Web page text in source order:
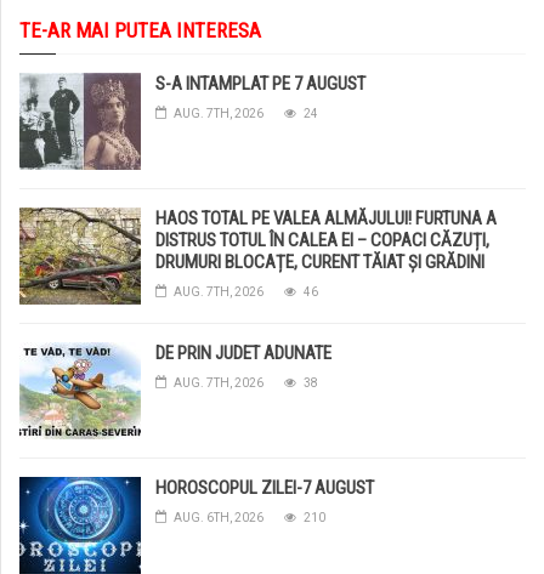
TE-AR MAI PUTEA INTERESA
S-A INTAMPLAT PE 7 AUGUST
AUG. 7TH, 2026 24
HAOS TOTAL PE VALEA ALMĂJULUI! FURTUNA A
DISTRUS TOTUL ÎN CALEA EI – COPACI CĂZUȚI,
DRUMURI BLOCAȚE, CURENT TĂIAT ȘI GRĂDINI
DISTRUSE DE GRINDINĂ!
AUG. 7TH, 2026 46
DE PRIN JUDET ADUNATE
AUG. 7TH, 2026 38
HOROSCOPUL ZILEI-7 AUGUST
AUG. 6TH, 2026 210